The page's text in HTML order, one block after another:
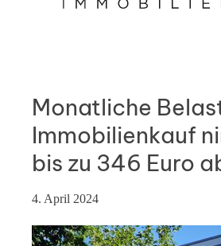
Monatliche
Immobilienkauf
bis zu 346 Euro
4. April 2024